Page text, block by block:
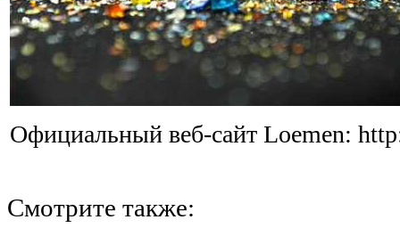
Официальный веб-сайт Loemen:
Смотрите также: